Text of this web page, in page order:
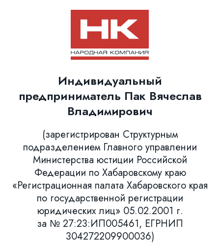
Индивидуальный
предприниматель Пак Вячеслав
Владимирович
(зарегистрирован Структурным
подразделением Главного управлении
Министерства юстиции Российской
Федерации по Хабаровскому краю
«Регистрационная палата Хабаровского края
по государственной регистрации
юридических лиц» 05.02.2001 г.
за № 27:23:ИП005461, ЕГРНИП
304272209900036)